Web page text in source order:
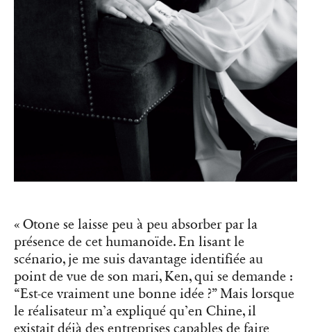
« Otone se laisse peu à peu absorber par la
présence de cet humanoïde. En lisant le
scénario, je me suis davantage identifiée au
point de vue de son mari, Ken, qui se demande :
“Est-ce vraiment une bonne idée ?” Mais lorsque
le réalisateur m’a expliqué qu’en Chine, il
existait déjà des entreprises capables de faire